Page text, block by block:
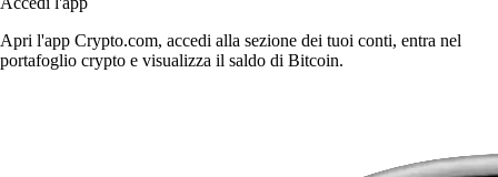
Apri l'app Crypto.com, accedi alla sezione dei tuoi conti, entra nel
portafoglio crypto e visualizza il saldo di Bitcoin.